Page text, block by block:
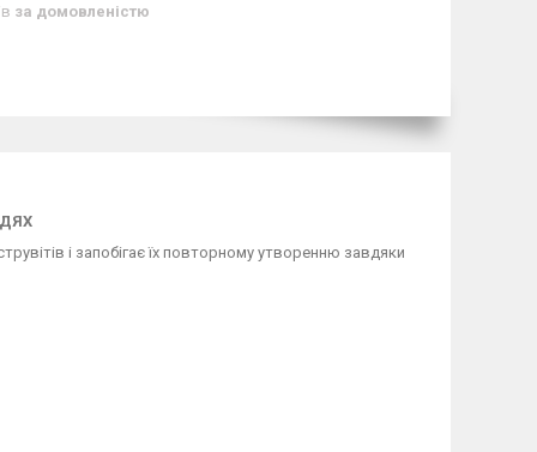
за домовленістю
і запобігає їх повторному утворенню завдяки